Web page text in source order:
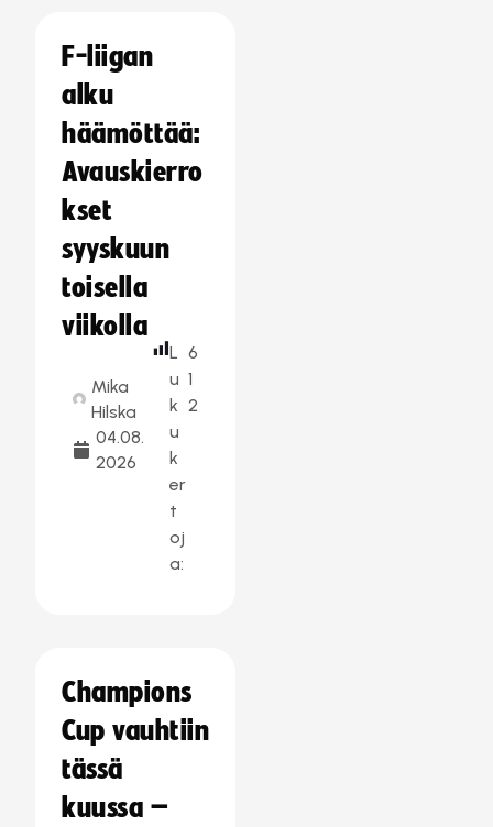
F-liigan
alku
häämöttää:
Avauskierro
kset
syyskuun
toisella
viikolla
Mika
Hilska
04.08.
2026
L
u
k
u
k
er
t
oj
a:
6
1
2
Champions
Cup vauhtiin
tässä
kuussa –